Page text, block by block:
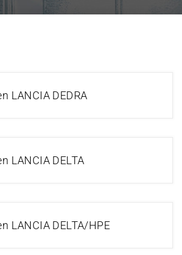
LANCIA DEDRA
LANCIA DELTA
LANCIA DELTA/HPE